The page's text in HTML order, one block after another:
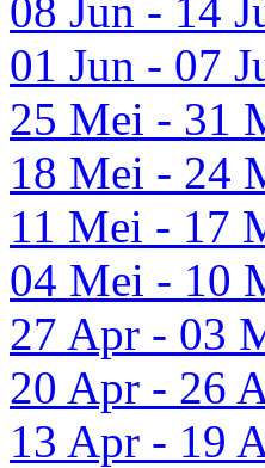
08 Jun - 14
01 Jun - 07
25 Mei - 31
18 Mei - 24
11 Mei - 17
04 Mei - 10
27 Apr - 03
20 Apr - 26
13 Apr - 19